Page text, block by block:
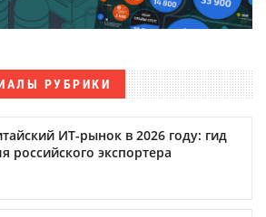
РУБРИКИ
ИТ-рынок в 2026 году: гид
российского экспортера